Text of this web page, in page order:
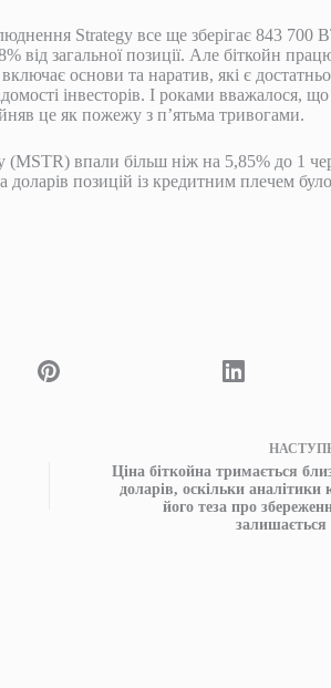
Strategy все ще зберігає 843 700
від загальної позиції. Але біткойн
основи та наратив, які є
інвесторів. І роками вважалося,
це як пожежу з п’ятьма тривогами.
(MSTR) впали більш ніж на 5,85% до 1
позицій із кредитним плечем було
Ціна біткойна тримається
доларів, оскільки
його теза про
залишається